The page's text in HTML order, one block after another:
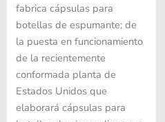
fabrica cápsulas para
botellas de espumante; de
la puesta en funcionamiento
de la recientemente
conformada planta de
Estados Unidos que
elaborará cápsulas para